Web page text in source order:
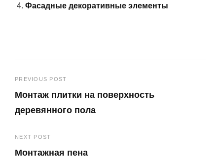
Фасадные декоративные элементы
Навигация
по
PREVIOUS POST
Монтаж плитки на поверхность
деревянного пола
Post
NEXT POST
Монтажная пена